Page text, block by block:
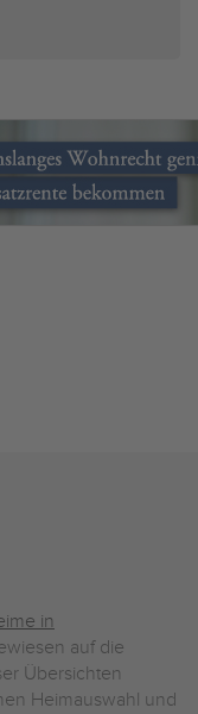
in
auf die
Übersichten
Heimauswahl und